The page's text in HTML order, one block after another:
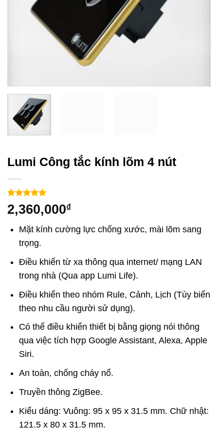
Lumi Công tắc kính lõm 4 nút
5trên 5
dựa trên
2
2,360,000₫
Mặt kính cường lực chống xước, mài lõm sang
trọng.
Điều khiển từ xa thông qua internet/ mạng LAN
trong nhà (Qua app Lumi Life).
Điều khiển theo nhóm Rule, Cảnh, Lịch (Tùy biến
theo nhu cầu người sử dụng).
Có thể điều khiển thiết bị bằng giọng nói thông
qua việc tích hợp Google Assistant, Alexa, Apple
Siri.
An toàn, chống cháy nổ.
Truyền thông ZigBee.
Kiểu dáng: Vuông: 95 x 95 x 31.5 mm. Chữ nhật:
121.5 x 80 x 31.5 mm.